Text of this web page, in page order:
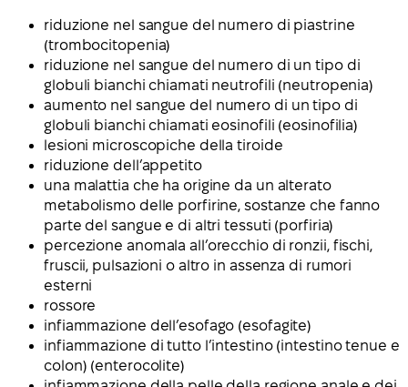
riduzione nel sangue del numero di piastrine
(trombocitopenia)
riduzione nel sangue del numero di un tipo di
globuli bianchi chiamati neutrofili (neutropenia)
aumento nel sangue del numero di un tipo di
globuli bianchi chiamati eosinofili (eosinofilia)
lesioni microscopiche della tiroide
riduzione dell’appetito
una malattia che ha origine da un alterato
metabolismo delle porfirine, sostanze che fanno
parte del sangue e di altri tessuti (porfiria)
percezione anomala all’orecchio di ronzii, fischi,
fruscii, pulsazioni o altro in assenza di rumori
esterni
rossore
infiammazione dell’esofago (esofagite)
infiammazione di tutto l’intestino (intestino tenue e
colon) (enterocolite)